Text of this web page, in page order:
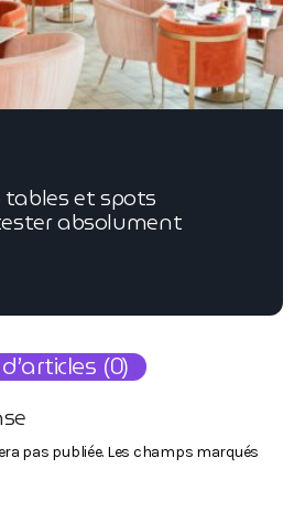
tables et spots
absolument
(0)
pas publiée. Les champs marqués